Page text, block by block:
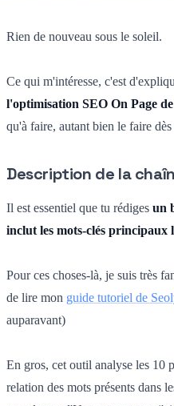
Rien de nouveau sous le soleil.
Ce qui m'intéresse, c'est
l'optimisation SEO On Page
qu'à faire, autant bien le faire
Description de la
Il est essentiel que tu rédiges un
inclut les mots-clés principaux
Pour ces choses-là, je suis très
de lire mon guide tutoriel de
auparavant)
En gros, cet outil analyse les 10
relation des mots présents dans